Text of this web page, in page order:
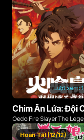
Lượt xem:
Oedo Fire Slayer The
Phoenix
Hoàn Tất (12/12)